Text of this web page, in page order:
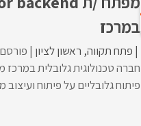
במרכז
פתח תקווה ראשון לציון
פיתוח גלובליים על פיתוח